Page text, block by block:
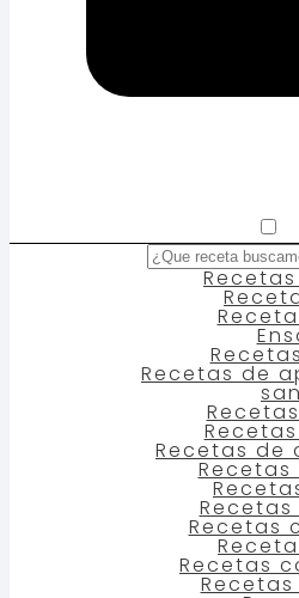
Recetas de
Recetas de
Recetas
Recetas